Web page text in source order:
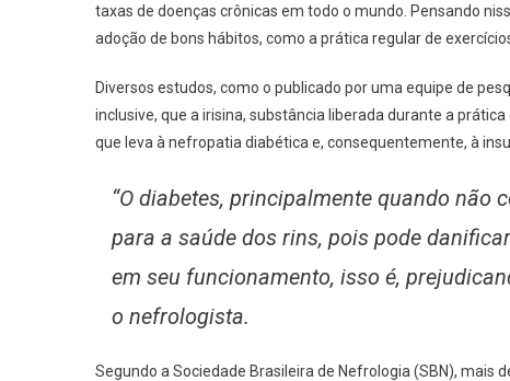
taxas de doenças crônicas em todo o mundo. Pensando
adoção de bons hábitos, como a prática regular de
Diversos estudos, como o publicado por uma equipe de
inclusive, que a irisina, substância liberada durante a
que leva à nefropatia diabética e, consequentemente, à
“O diabetes, principalmente quando
para a saúde dos rins, pois pode
em seu funcionamento, isso é,
o nefrologista.
Segundo a Sociedade Brasileira de Nefrologia (SBN), mais